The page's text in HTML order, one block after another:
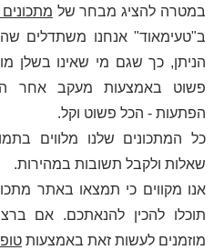
במטרה להציג מבחר של
ב"טעימאוד" אנחנו משתדלים
הניתן, כך שגם מי שאינו בשלן
פשוט באמצעות מעקב אחר
הפתעות - הכל פשוט וקל.
כל המתכונים שלנו מלווים
שאלות ולקבל תשובות במהירות.
אנו מקווים כי תמצאו באתר
תוכלו להכין להנאתכם. אם
מוזמנים לעשות זאת באמצעות